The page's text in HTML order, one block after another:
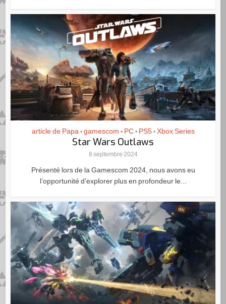
article de Papa • gamescom • PC • PS5 • Xbox Series
Star Wars Outlaws
8 septembre 2024
Présenté lors de la Gamescom 2024, nous avons eu
l’opportunité d’explorer plus en profondeur le...